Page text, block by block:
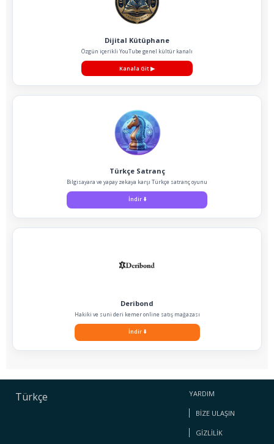
Dijital Kütüphane
Özgün içerikli YouTube genel kültür kanalı
Kanala Git▶
Türkçe Satranç
Bilgisayara ve yapay zekaya karşı Türkçe satranç oyunu
İndir ⬇️
Deribond
Hakiki ve suni deri kemer online satış mağazası
İndir⬇️
Türkçe YARDIM
BIZE ULAŞIN
GIZLILIK